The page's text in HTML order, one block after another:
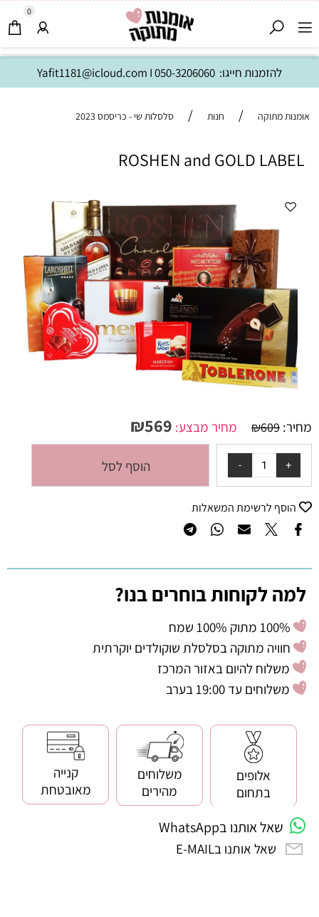
להזמנות חייגו: Yafit1181@icloud.com I050-3206060
0
אומנות מתוקה / חנות / סלסלות שי - כריסמס 2023
ROSHEN and GOLD LABEL
מחיר: ₪609 מחיר מבצע: ₪569
הוסף לסל
הוסף לרשימת המשאלות
למה לקוחות בוחרים בנו?
חוויה מתוקה בסלסלת שוקולדים יוקרתית
משלוח להיום באזור המרכז
משלוחים עד 19:00 בערב
אלופים
בתחום
משלוחים
מהירים
קנייה
מאובטחת
שאל אותנו בWhatsApp
שאל אותנו בE-MAIL